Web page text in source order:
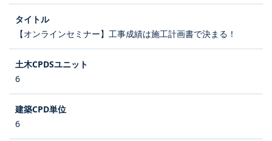
【オンラインセミナー】工事成績は施工計画書で決まる！
6
6